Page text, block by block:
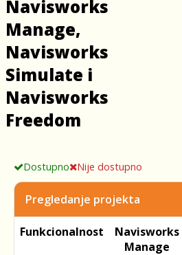
Navisworks
Manage,
Navisworks
Simulate i
Navisworks
Freedom
Dostupno Nije dostupno
Pregledanje projekta
Funkcionalnost
Navisworks
Manage